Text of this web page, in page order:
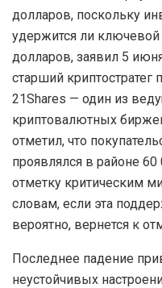
долларов, поскольку
удержится ли
долларов, заявил 5
старший криптостратег
21Shares — один из
криптовалютных
отметил, что
проявлялся в районе 60
отметку критическим
словам, если эта
вероятно, вернется к
Последнее падение
неустойчивых